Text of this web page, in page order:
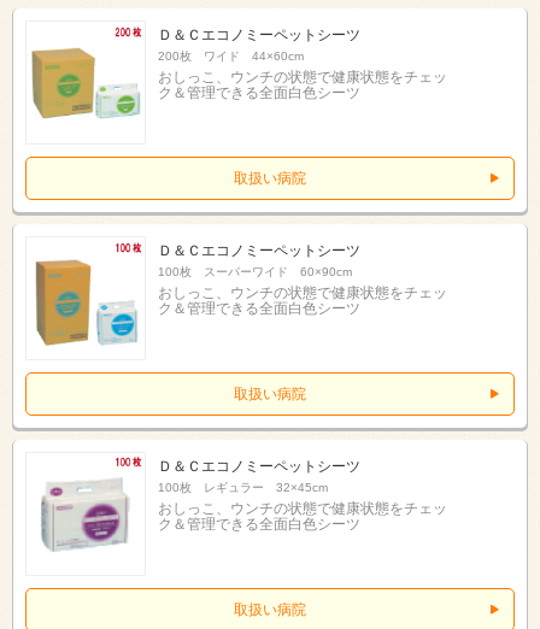
Ｄ＆Ｃエコノミーペットシーツ
200枚 ワイド 44×60cm
おしっこ、ウンチの状態で健康状態をチェッ
ク＆管理できる全面白色シーツ
取扱い病院
Ｄ＆Ｃエコノミーペットシーツ
100枚 スーパーワイド 60×90cm
おしっこ、ウンチの状態で健康状態をチェッ
ク＆管理できる全面白色シーツ
取扱い病院
Ｄ＆Ｃエコノミーペットシーツ
100枚 レギュラー 32×45cm
おしっこ、ウンチの状態で健康状態をチェッ
ク＆管理できる全面白色シーツ
取扱い病院